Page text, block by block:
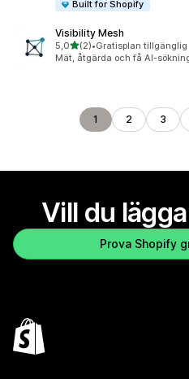
Built for Shopify
Visibility Mesh
5,0av 5 stjärnor
(2)
2 recensioner totalt
•Gratisplan tillgänglig
Mät, åtgärda och få AI-
1 2 3
Vill du
Prova Shopify